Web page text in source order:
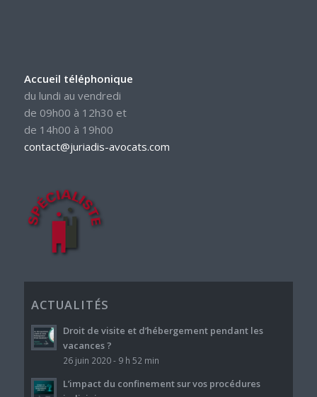
Accueil téléphonique
du lundi au vendredi
de 09h00 à 12h30 et
de 14h00 à 19h00
contact@juriadis-avocats.com
ACTUALITÉS
Droit de visite et d’hébergement pendant les
vacances ?
26 juin 2020 - 9 h 52 min
L’impact du confinement sur vos procédures